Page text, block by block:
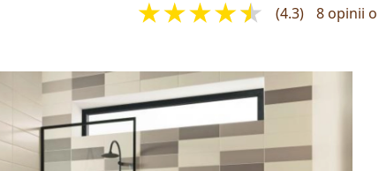
(4.3) 8 opinii